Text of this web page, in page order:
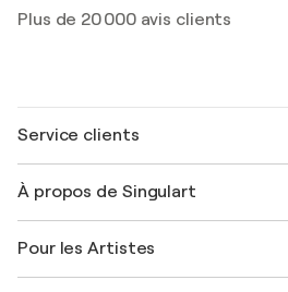
Plus de 20 000 avis clients
Service clients
Expédition
Offrir une carte cadeau
Rejoignez notre programme
À propos de Singulart
FAQ
Pour les Artistes